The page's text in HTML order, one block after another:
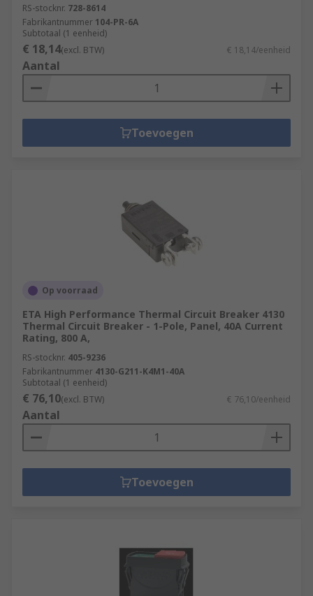
RS-stocknr. 728-8614
Fabrikantnummer 104-PR-6A
Subtotaal (1 eenheid)
€ 18,14(excl. BTW) € 18,14/eenheid
Aantal
Toevoegen
Op voorraad
ETA High Performance Thermal Circuit Breaker 4130
Thermal Circuit Breaker - 1-Pole, Panel, 40A Current
Rating, 800 A,
RS-stocknr. 405-9236
Fabrikantnummer 4130-G211-K4M1-40A
Subtotaal (1 eenheid)
€ 76,10(excl. BTW) € 76,10/eenheid
Aantal
Toevoegen